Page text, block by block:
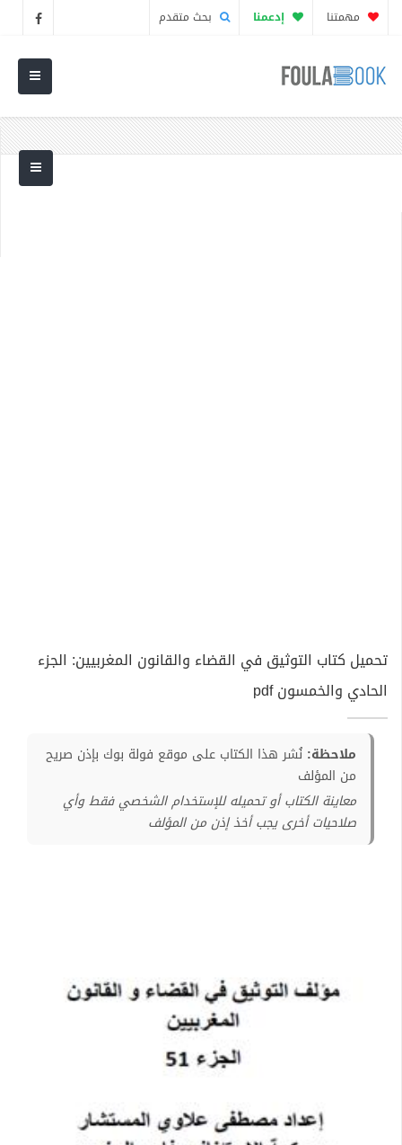
مهمتنا إدعمنا بحث متقدم
تحميل كتاب التوثيق في القضاء والقانون المغربيين: الجزء
الحادي والخمسون pdf
ملاحظة: نُشر هذا الكتاب على موقع فولة بوك بإذن صريح
من المؤلف
معاينة الكتاب أو تحميله للإستخدام الشخصي فقط وأي
صلاحيات أخرى يجب أخذ إذن من المؤلف